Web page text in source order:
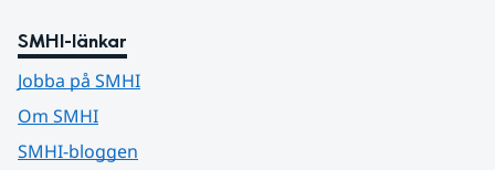
SMHI-länkar
Jobba på SMHI
Om SMHI
SMHI-bloggen